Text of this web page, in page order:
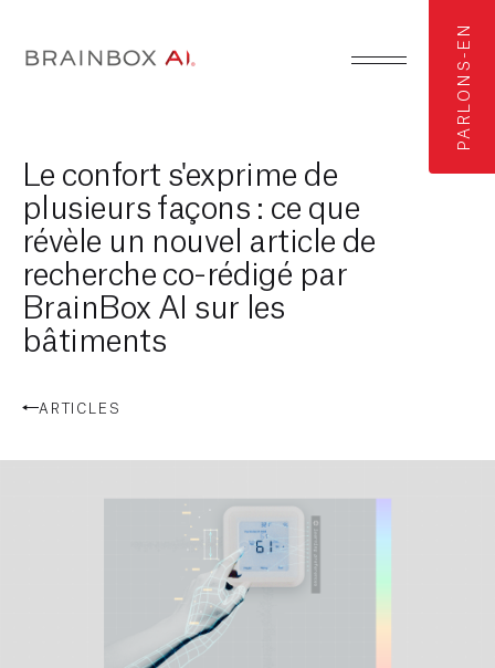
PARLONS-EN
Le confort s'exprime de
plusieurs façons : ce que
révèle un nouvel article de
recherche co-rédigé par
BrainBox AI sur les
bâtiments
ARTICLES